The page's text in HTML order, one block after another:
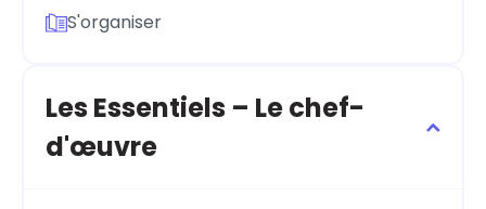
S'organiser
Les Essentiels – Le chef-
d'œuvre